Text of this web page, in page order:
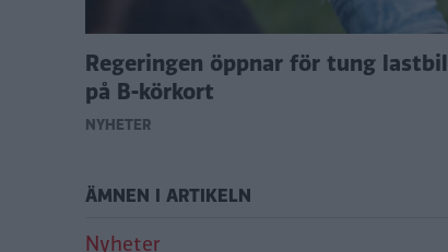
Regeringen öppnar för tung lastbil
på B-körkort
NYHETER
ÄMNEN I ARTIKELN
Nyheter